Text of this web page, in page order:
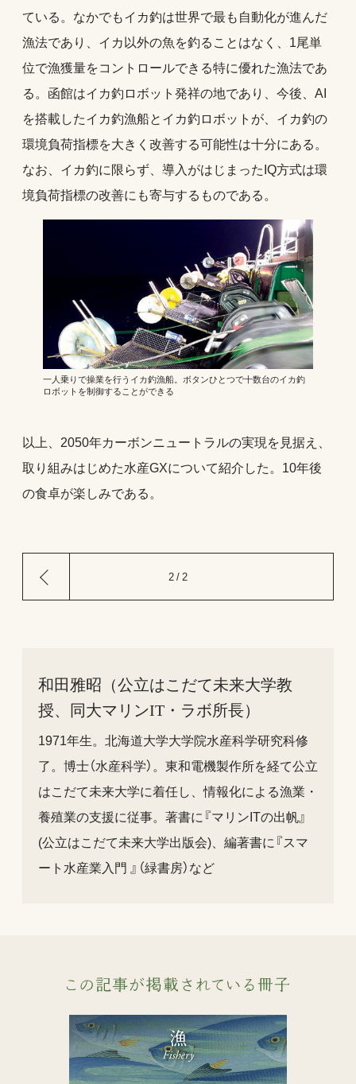
ている。なかでもイカ釣は世界で最も自動化が進んだ
漁法であり、イカ以外の魚を釣ることはなく、1尾単
位で漁獲量をコントロールできる特に優れた漁法であ
る。函館はイカ釣ロボット発祥の地であり、今後、AI
を搭載したイカ釣漁船とイカ釣ロボットが、イカ釣の
環境負荷指標を大きく改善する可能性は十分にある。
なお、イカ釣に限らず、導入がはじまったIQ方式は環
境負荷指標の改善にも寄与するものである。
一人乗りで操業を行うイカ釣漁船。ボタンひとつで十数台のイカ釣
ロボットを制御することができる
以上、2050年カーボンニュートラルの実現を見据え、
取り組みはじめた水産GXについて紹介した。10年後
の食卓が楽しみである。
の
ペ
2 / 2
和田雅昭（公立はこだて未来大学教
授、同大マリンIT・ラボ所長）
1971年生。北海道大学大学院水産科学研究科修
了。博士（水産科学）。東和電機製作所を経て公立
はこだて未来大学に着任し、情報化による漁業・
養殖業の支援に従事。著書に『マリンITの出帆』
(公立はこだて未来大学出版会)、編著書に『スマ
ート水産業入門 』（緑書房）など